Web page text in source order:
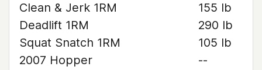
Clean & Jerk 1RM
155 lb
Deadlift 1RM
290 lb
Squat Snatch 1RM
105 lb
2007 Hopper
--